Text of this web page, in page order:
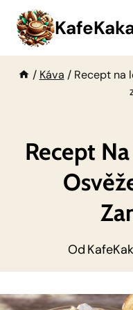
Přeskočit
obsah
/ Káva / Recept na
Recept
Od